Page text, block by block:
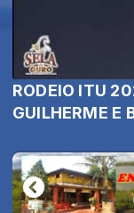
RODEIO ITU
GUILHERME E